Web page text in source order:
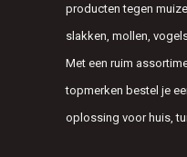
producten tegen
slakken, mollen,
Met een ruim
topmerken bestel je
oplossing voor huis,